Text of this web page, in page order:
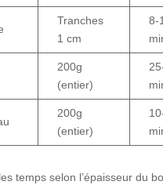
Tranches
1 cm
8-
200g
(entier)
200g
(entier)
temps selon l’épaisseur du